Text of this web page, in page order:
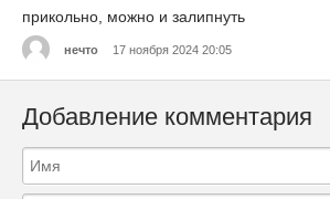
прикольно, можно и залипнуть
нечто 17 ноября 2024 20:05
Добавление комментария